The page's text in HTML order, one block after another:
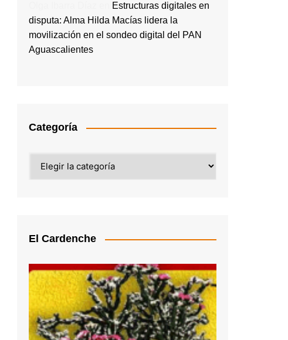
Estructuras digitales en
disputa: Alma Hilda Macías lidera la
movilización en el sondeo digital del PAN
Aguascalientes
Categoría
El Cardenche